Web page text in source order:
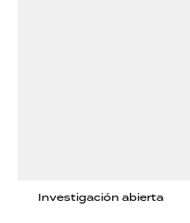
Investigación abierta